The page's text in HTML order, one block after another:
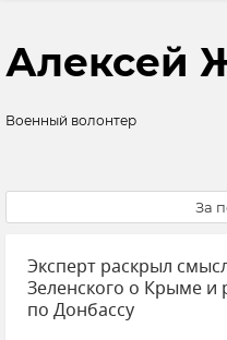
Алексей
Военный волонтер
За
Эксперт раскрыл
Зеленского о Крыме и
по Донбассу